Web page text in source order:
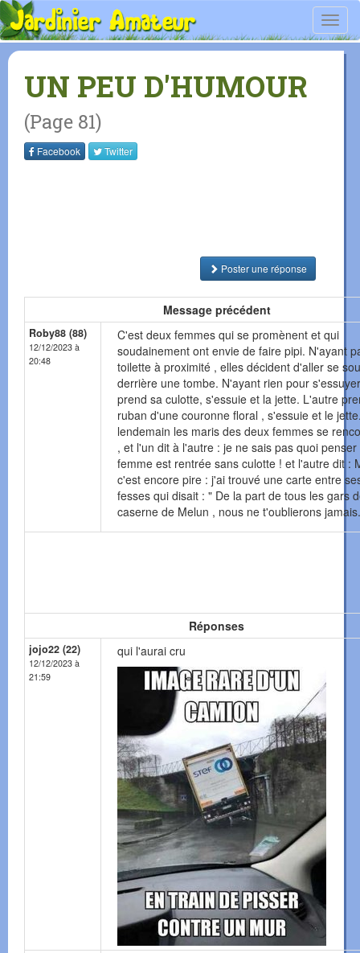
UN PEU D'HUMOUR
(Page 81)
Facebook Twitter
Poster une réponse
Message précédent
Roby88 (88)
12/12/2023 à
20:48
C'est deux femmes qui se promènent et qui
soudainement ont envie de faire pipi. N'ayant
toilette à proximité , elles décident d'aller se
derrière une tombe. N'ayant rien pour
prend sa culotte, s'essuie et la jette. L'autre
ruban d'une couronne floral , s'essuie et le
lendemain les maris des deux femmes se
, et l'un dit à l'autre : je ne sais pas quoi
femme est rentrée sans culotte ! et l'autre dit :
c'est encore pire : j'ai trouvé une carte entre
fesses qui disait : " De la part de tous les gars
caserne de Melun , nous ne t'oublierons
Réponses
jojo22 (22)
12/12/2023 à
21:59
qui l'aurai cru